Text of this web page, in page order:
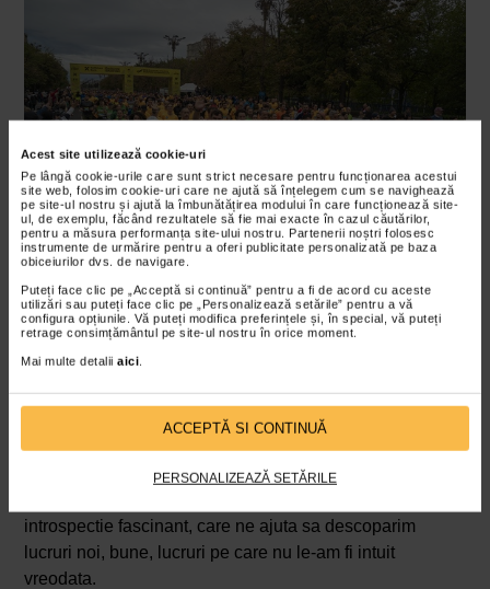
Acest site utilizează cookie-uri
Pe lângă cookie-urile care sunt strict necesare pentru funcționarea acestui
site web, folosim cookie-uri care ne ajută să înțelegem cum se navighează
pe site-ul nostru și ajută la îmbunătățirea modului în care funcționează site-
ul, de exemplu, făcând rezultatele să fie mai exacte în cazul căutărilor,
pentru a măsura performanța site-ului nostru. Partenerii noștri folosesc
instrumente de urmărire pentru a oferi publicitate personalizată pe baza
obiceiurilor dvs. de navigare.
Puteți face clic pe „Acceptă si continuă” pentru a fi de acord cu aceste
utilizări sau puteți face clic pe „Personalizează setările” pentru a vă
configura opțiunile. Vă puteți modifica preferințele și, în special, vă puteți
retrage consimțământul pe site-ul nostru în orice moment.
Mai multe detalii aici.
ACCEPTĂ SI CONTINUĂ
PERSONALIZEAZĂ SETĂRILE
Trecand pe langa cele mai importante repere
emblematice si culturale ale Bucurestiului, alergatorii au
explorat capitala pe un traseu extraordinar, cu punct de
in Piata Constitutiei, parcurgand bulevardele din centrul
si nordul Bucurestiului.
Pentru noi, SuperEchipa Catena Racing Team, alergarea
introspectie fascinant, care ne ajuta sa descoparim
lucruri noi, bune, lucruri pe care nu le-am fi intuit
vreodata.